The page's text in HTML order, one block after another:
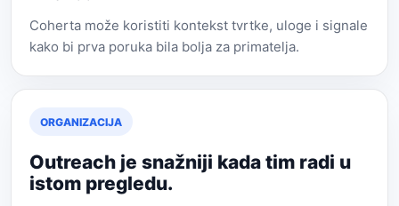
Coherta može koristiti kontekst tvrtke, uloge i signale
kako bi prva poruka bila bolja za primatelja.
ORGANIZACIJA
Outreach je snažniji kada tim radi u
istom pregledu.